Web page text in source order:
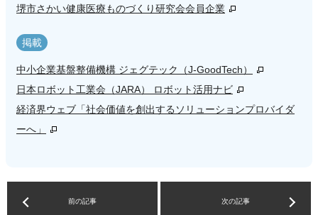
堺市さかい健康医療ものづくり研究会会員企業
掲載
中小企業基盤整備機構 ジェグテック（J-GoodTech）
日本ロボット工業会（JARA） ロボット活用ナビ
経済界ウェブ「社会価値を創出するソリューションプロバイダ
ーへ」
前の記事 次の記事